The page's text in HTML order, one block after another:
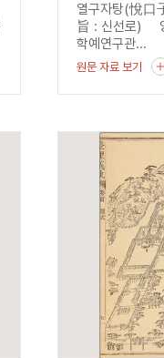
열구자탕(悅
旨 : 신선로)
학예연구관...
원문 자료 보기